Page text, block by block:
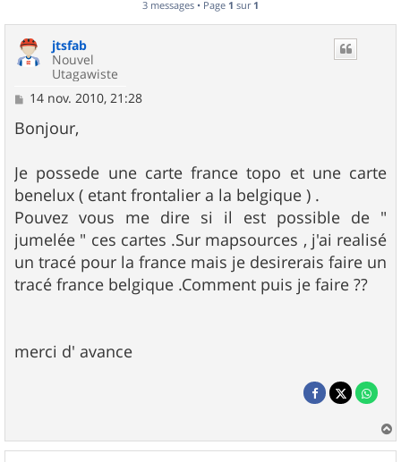
3 messages • Page 1 sur 1
jtsfab
Nouvel
Utagawiste
M
s
s
g
e
14 nov. 2010, 21:28
Bonjour,
Je possede une carte france topo et une carte
benelux ( etant frontalier a la belgique ) .
Pouvez vous me dire si il est possible de "
jumelée " ces cartes .Sur mapsources , j'ai realisé
un tracé pour la france mais je desirerais faire un
tracé france belgique .Comment puis je faire ??
merci d' avance
a